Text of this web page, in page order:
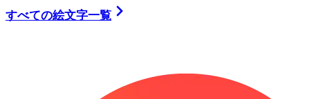
すべての絵文字一覧